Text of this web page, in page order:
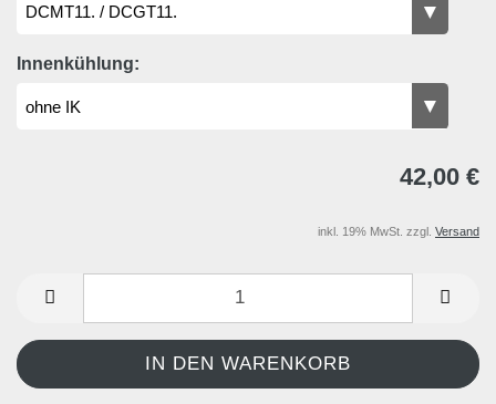
Innenkühlung:
42,00 €
inkl. 19% MwSt. zzgl. Versand